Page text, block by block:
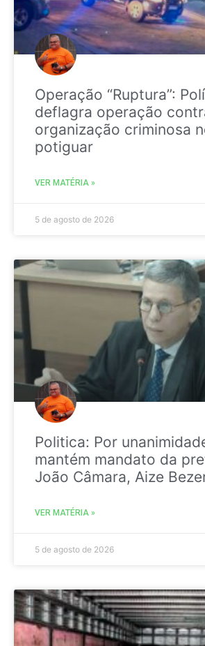
Operação “Ruptura”:
deflagra operação
organização criminosa
potiguar
VER MATÉRIA »
5 de agosto de 2026
Politica: Por
mantém mandato da
João Câmara, Aize
VER MATÉRIA »
5 de agosto de 2026